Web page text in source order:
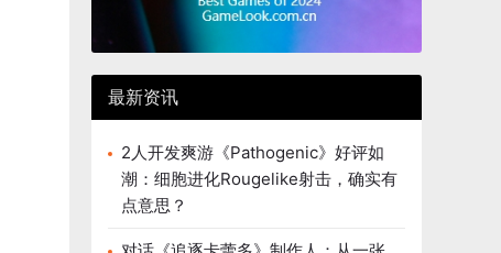
最新资讯
2人开发爽游《Pathogenic》好评如
潮：细胞进化Rougelike射击，确实有
点意思？